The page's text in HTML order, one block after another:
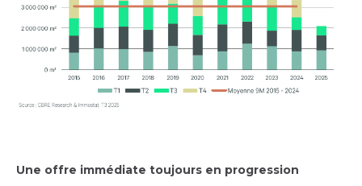
Une offre immédiate toujours en progression